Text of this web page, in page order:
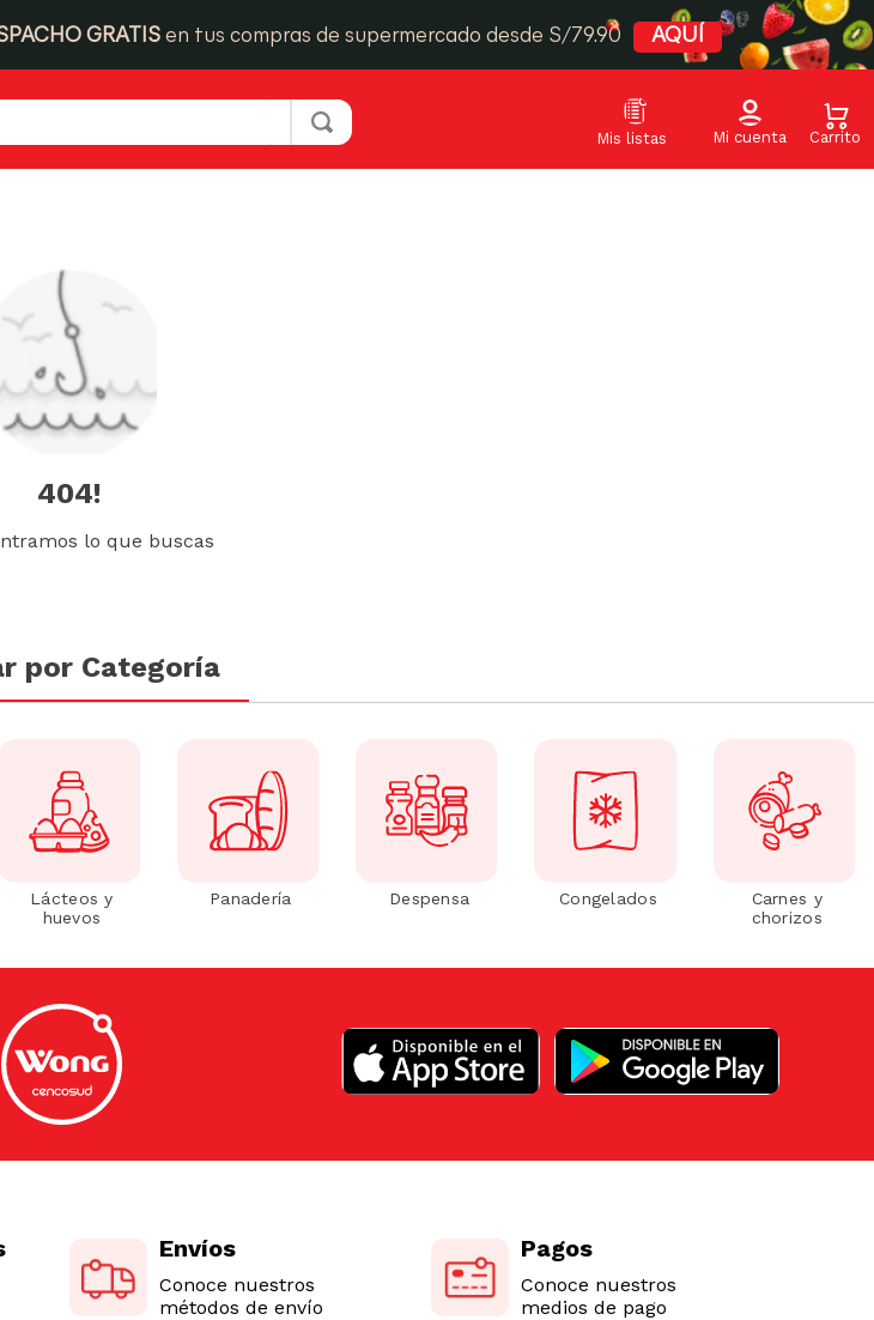
GRATIS en tus compras de supermercado desde S/79.90 AQUÍ
404!
lo que buscas
por Categoría
Lácteos y
huevos
Panadería Despensa Congelados
Carnes y
chorizos
Envíos
Conoce nuestros
métodos de envío
Pagos
Conoce nuestros
medios de pago